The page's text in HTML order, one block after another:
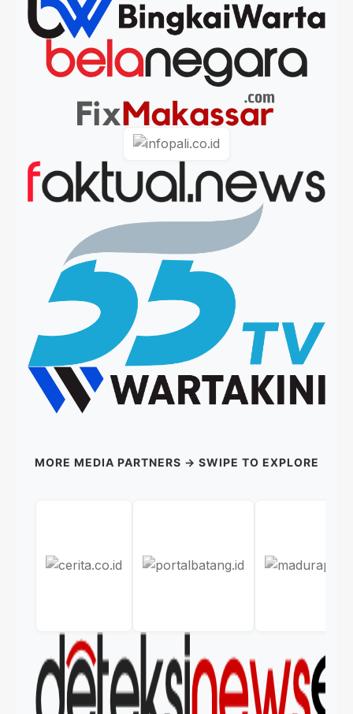
MORE MEDIA PARTNERS → SWIPE TO EXPLORE